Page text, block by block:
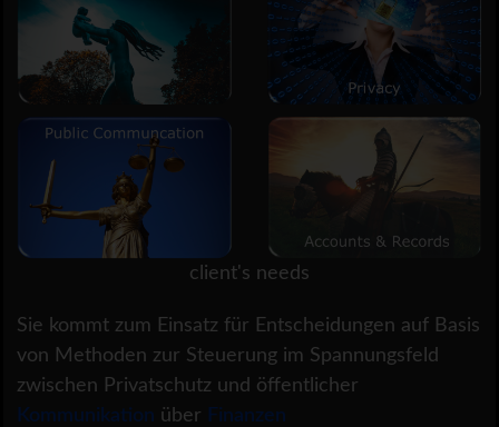
client's needs
Sie kommt zum Einsatz für Entscheidungen auf Basis
von Methoden zur Steuerung im Spannungsfeld
zwischen Privatschutz und öffentlicher
Kommunikation über Finanzen